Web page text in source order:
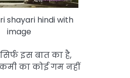
shayari hindi with
image
इस बात का है,
का कोई गम नहीं